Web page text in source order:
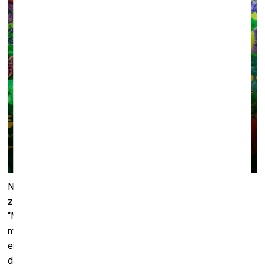
No 13.jūlija līdz 16. septembrim Aspazijas mājas izstāžu
zālē būs skatām Veltas Emīlijas Platupes izstāde
“Maģiskās jūras būtnes. Kur tās mīt?”. 4. Starptautiskās
mākslas biennāles “Marīna 2023” ietvaros rīkotā
ekspozīcija atklās Aspazijas radīto jūras pasauli, kurā mīt
dažādas mītiskas un maģiskas radības.